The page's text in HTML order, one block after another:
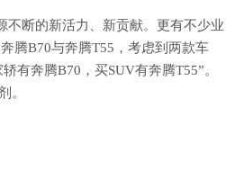
不断的新活力、新贡献。更有不少业
腾B70与奔腾T55，考虑到两款车
有奔腾B70，买SUV有奔腾T55”。
。